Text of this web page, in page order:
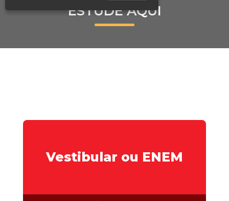
Reingresso
Contatos
UATI
ESTUDE AQUI
Vestibular ou ENEM